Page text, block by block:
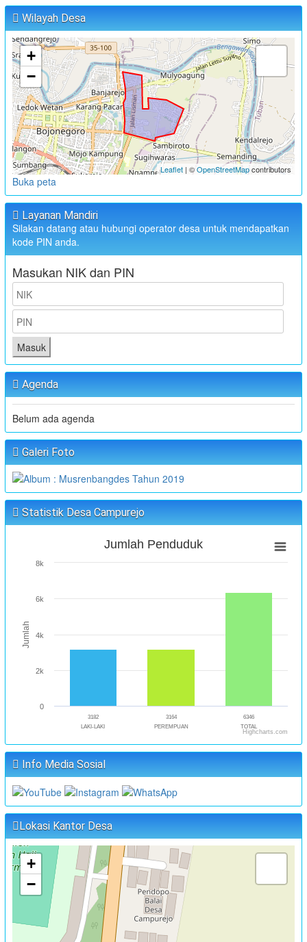
Wilayah Desa
+
−
Leaflet | ©OpenStreetMapcontributors
Buka peta
Layanan Mandiri
Silakan datang atau hubungi operator desa untuk mendapatkan
kode PIN anda.
Masukan NIK dan PIN
Masuk
Agenda
Belum ada agenda
Galeri Foto
Statistik Desa Campurejo
Jumlah
Jumlah Penduduk
3182
LAKI-LAKI
3164
PEREMPUAN
6346
TOTAL
0
2k
4k
6k
8k
Highcharts.com
Info Media Sosial
Lokasi Kantor Desa
+
−